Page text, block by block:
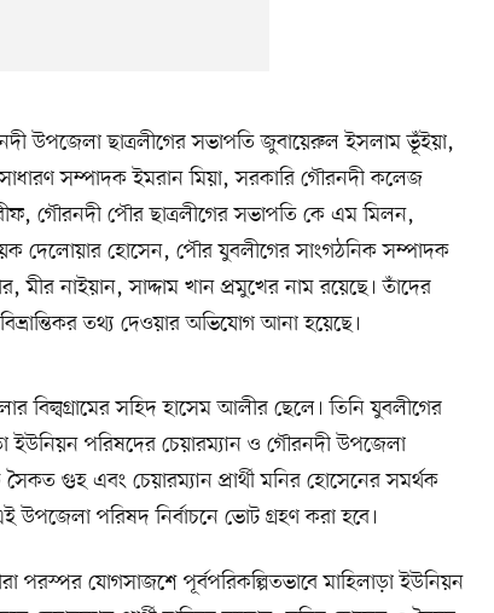
উপজেলা ছাত্রলীগের সভাপতি জুবায়েরুল ইসলাম ভূঁইয়া,
সম্পাদক ইমরান মিয়া, সরকারি গৌরনদী কলেজ
গৌরনদী পৌর ছাত্রলীগের সভাপতি কে এম মিলন,
দেলোয়ার হোসেন, পৌর যুবলীগের সাংগঠনিক সম্পাদক
নাইয়ান, সাদ্দাম খান প্রমুখের নাম রয়েছে। তাঁদের
তথ্য দেওয়ার অভিযোগ আনা হয়েছে।
বিল্বগ্রামের সহিদ হাসেম আলীর ছেলে। তিনি যুবলীগের
ইউনিয়ন পরিষদের চেয়ারম্যান ও গৌরনদী উপজেলা
গুহ এবং চেয়ারম্যান প্রার্থী মনির হোসেনের সমর্থক
উপজেলা পরিষদ নির্বাচনে ভোট গ্রহণ করা হবে।
পরস্পর যোগসাজশে পূর্বপরিকল্পিতভাবে মাহিলাড়া ইউনিয়ন